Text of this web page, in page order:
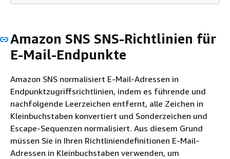
Amazon SNS SNS-Richtlinien für
E-Mail-Endpunkte
Amazon SNS normalisiert E-Mail-Adressen in
Endpunktzugriffsrichtlinien, indem es führende und
nachfolgende Leerzeichen entfernt, alle Zeichen in
Kleinbuchstaben konvertiert und Sonderzeichen und
Escape-Sequenzen normalisiert. Aus diesem Grund
müssen Sie in Ihren Richtliniendefinitionen E-Mail-
Adressen in Kleinbuchstaben verwenden, um